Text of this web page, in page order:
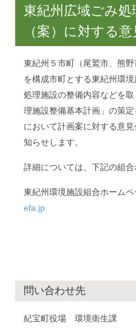
東紀州広域ごみ
（案）に対する
東紀州５市町（尾鷲市、熊野
を構成市町とする東紀州環
処理施設の整備内容などを
理施設整備基本計画」の策
において計画案に対する意
知らせします。
詳細については、下記の組合
東紀州環境施設組合ホームペ
efa.jp
問い合わせ先
紀宝町役場 環境衛生課